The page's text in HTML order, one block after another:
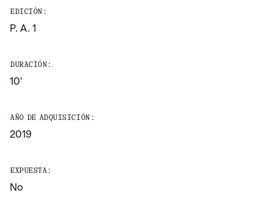
EDICIÓN:
P. A. 1
DURACIÓN:
10'
AÑO DE ADQUISICIÓN:
2019
EXPUESTA:
No